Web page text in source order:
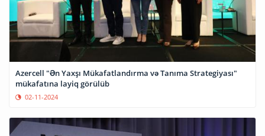
Azercell "Ən Yaxşı Mükafatlandırma və Tanıma Strategiyası"
mükafatına layiq görülüb
02-11-2024